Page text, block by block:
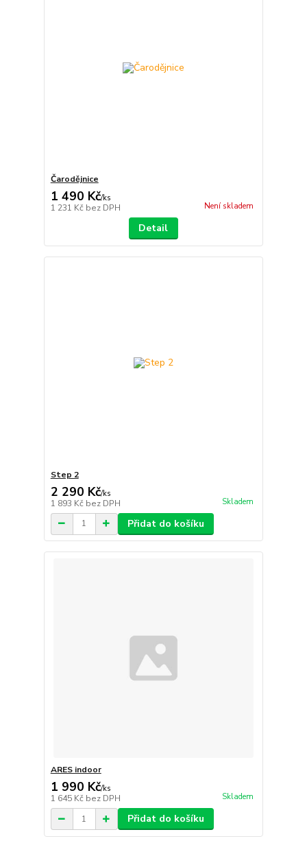
Čarodějnice
1 490 Kč/ks
1 231 Kč bez DPH Není skladem
Detail
Step 2
2 290 Kč/ks
1 893 Kč bez DPH Skladem
Přidat do košíku
ARES indoor
1 990 Kč/ks
1 645 Kč bez DPH Skladem
Přidat do košíku